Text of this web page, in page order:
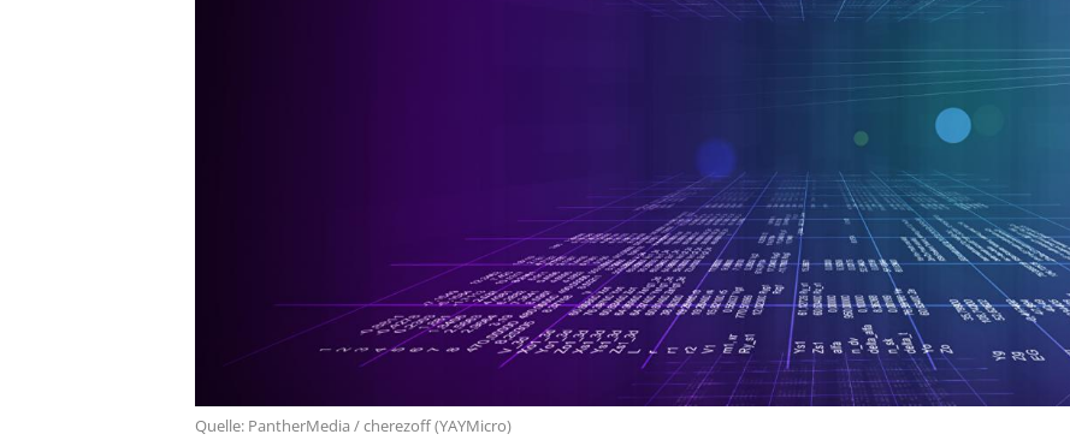
Quelle: PantherMedia / cherezoff (YAYMicro)